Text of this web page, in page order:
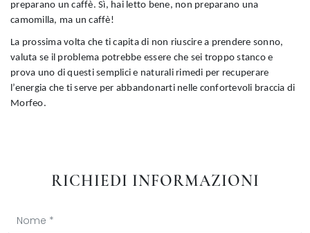
preparano un caffè. Sì, hai letto bene, non preparano una
camomilla, ma un caffè!
La prossima volta che ti capita di non riuscire a prendere sonno,
valuta se il problema potrebbe essere che sei troppo stanco e
prova uno di questi semplici e naturali rimedi per recuperare
l’energia che ti serve per abbandonarti nelle confortevoli braccia di
Morfeo.
RICHIEDI INFORMAZIONI